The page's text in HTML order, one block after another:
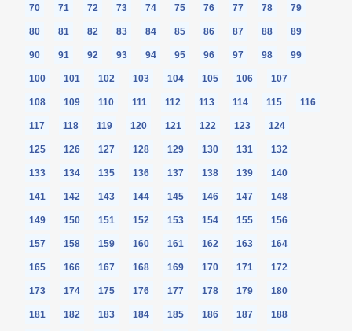
70 71 72 73 74 75 76 77 78 79
80 81 82 83 84 85 86 87 88 89
90 91 92 93 94 95 96 97 98 99
100 101 102 103 104 105 106 107
108 109 110 111 112 113 114 115 116
117 118 119 120 121 122 123 124
125 126 127 128 129 130 131 132
133 134 135 136 137 138 139 140
141 142 143 144 145 146 147 148
149 150 151 152 153 154 155 156
157 158 159 160 161 162 163 164
165 166 167 168 169 170 171 172
173 174 175 176 177 178 179 180
181 182 183 184 185 186 187 188